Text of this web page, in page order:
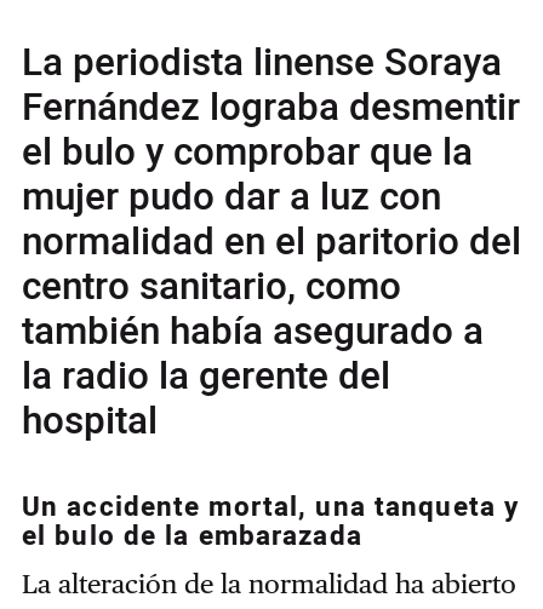
La periodista linense Soraya
Fernández lograba desmentir
el bulo y comprobar que la
mujer pudo dar a luz con
normalidad en el paritorio del
centro sanitario, como
también había asegurado a
la radio la gerente del
hospital
Un accidente mortal, una tanqueta y
el bulo de la embarazada
La alteración de la normalidad ha abierto